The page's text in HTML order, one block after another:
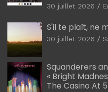
30 juillet 2026
S'il te plaît, ne
30 juillet 2026
Squanderers
« Bright
The Casino At